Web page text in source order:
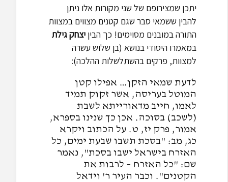
יתכן שמצירופם של שני מקורות אלו ניתן
להבין ששמאי סבר שגם קטנים מצווים במצוות
התורה במובנים מסוימים! כך הביןיצחק גילת
במאמרו היסודי בנושא (בן שלוש עשרה
למצוות, פרקים בהשתלשלות ההלכה):
לדעת שמאי הזקן… אפילו קטן
המוטל בעריסה, אשר זקוק תמיד
לאמו, חייב מדאורייתא לשבת
(לשכב) בסוכה. אכן כך שנינו בספרא,
אמור, פרק יז, ט. על הכתוב ויקרא
כג, מב: "בסכת תשבו שבעת ימים, כל
האזרח בישראל ישבו בסכת", נאמר
שם: "כל האזרח – לרבות את
הקטנים". וכבר העיר ר' וידאל